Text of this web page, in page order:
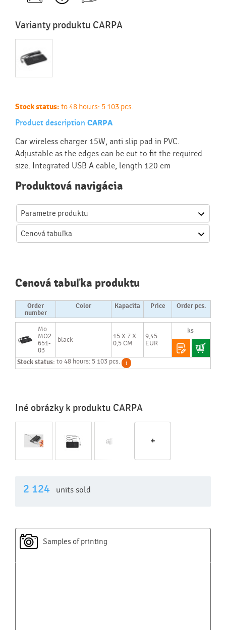
Varianty produktu CARPA
Stock status: to 48 hours: 5 103 pcs.
Product description CARPA
Car wireless charger 15W, anti slip pad in PVC.
Adjustable as the edges can be cut to fit the required
size. Integrated USB A cable, length 120 cm
Produktová navigácia
Parametre produktu
Cenová tabuľka
Cenová tabuľka produktu
Order
number
Color Kapacita Price Order pcs.
Mo
MO2
651-
03
black
15 X 7 X
0,5 CM
9,45
EUR
Stock status: to 48 hours: 5 103 pcs.
Iné obrázky k produktu CARPA
+
2 124 units sold
Samples of printing